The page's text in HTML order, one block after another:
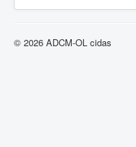
© 2026 ADCM-OL cidas